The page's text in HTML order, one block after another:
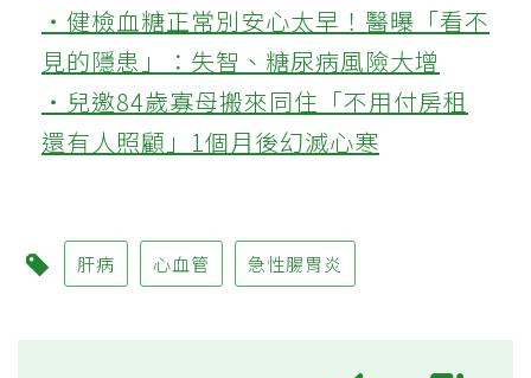
‧健檢血糖正常別安心太早！醫曝「看不
見的隱患」：失智、糖尿病風險大增
‧兒邀84歲寡母搬來同住「不用付房租
還有人照顧」1個月後幻滅心寒
肝病 心血管 急性腸胃炎